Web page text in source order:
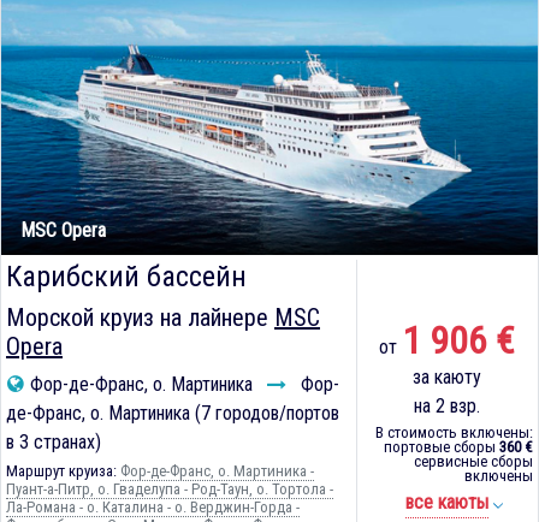
MSC Opera
Карибский бассейн
Морской круиз на лайнере MSC
Opera
Фор-де-Франс, о. Мартиника
Фор-
де-Франс, о. Мартиника (7 городов/портов
в 3 странах)
Маршрут круиза: Фор-де-Франс, о. Мартиника -
Пуант-а-Питр, о. Гваделупа - Род-Таун, о. Тортола -
Ла-Романа - о. Каталина - о. Верджин-Горда -
от 1 906 €
за каюту
на 2 взр.
В стоимость включены:
портовые сборы 360 €
сервисные сборы
включены
все каюты